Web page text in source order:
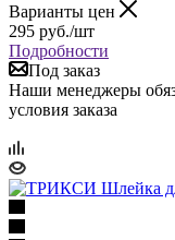
Варианты цен
295 руб./шт
Подробности
Под заказ
Наши менеджеры
условия заказа